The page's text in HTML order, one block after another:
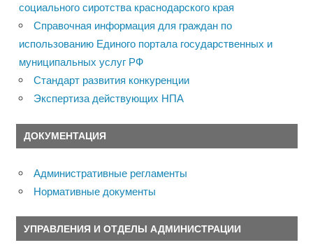
социального сиротства краснодарского края
Справочная информация для граждан по
использованию Единого портала государственных и
муниципальных услуг РФ
Стандарт развития конкуренции
Экспертиза действующих НПА
ДОКУМЕНТАЦИЯ
Административные регламенты
Нормативные документы
УПРАВЛЕНИЯ И ОТДЕЛЫ АДМИНИСТРАЦИИ